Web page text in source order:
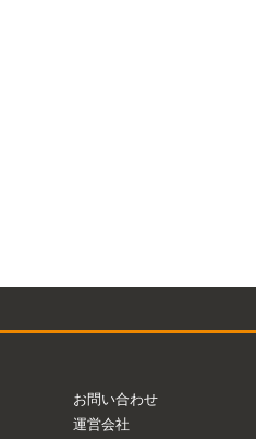
お問い合わせ
運営会社